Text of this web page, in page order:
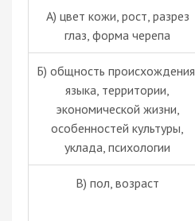
А) цвет кожи, рост, разрез
глаз, форма черепа
Б) общность происхождения,
языка, территории,
экономической жизни,
особенностей культуры
уклада, психологии
В) пол, возраст